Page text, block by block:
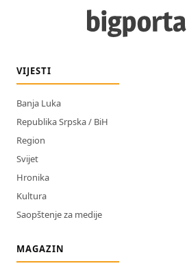
VIJESTI
Banja Luka
Republika Srpska / BiH
Region
Svijet
Hronika
Kultura
Saopštenje za medije
MAGAZIN